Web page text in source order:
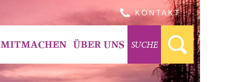
KONTAKT
MITMACHEN ÜBER UNS SUCHE